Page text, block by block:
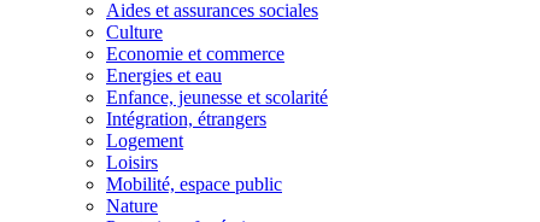
Aides et assurances sociales
Culture
Economie et commerce
Energies et eau
Enfance, jeunesse et scolarité
Intégration, étrangers
Logement
Loisirs
Mobilité, espace public
Nature